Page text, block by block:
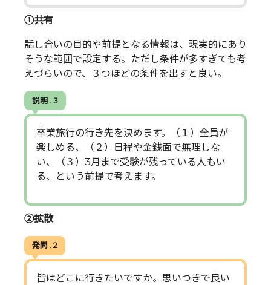
①共有
話し合いの目的や前提となる情報は、現実的にあり
そうな範囲で設定する。ただし条件が多すぎても考
えづらいので、３つほどの条件を出すと良い。
説明 . 3
卒業旅行の行き先を決めます。（１）全員が
楽しめる、（２）日程や金銭面で無理しな
い、（３）3月まで受験が残っている人もい
る、という前提で考えます。
②拡散
発問 . 2
皆はどこに行きたいですか。思いつきで良い